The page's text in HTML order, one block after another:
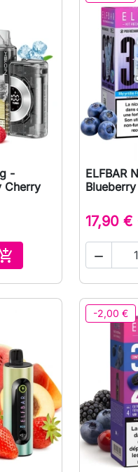
-
Cherry
Adicionar ao carrinho
ELFBAR
17,90 €

-2,00 €